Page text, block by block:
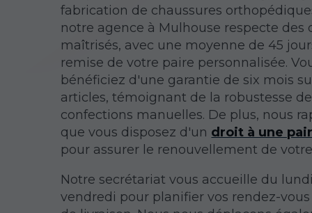
fabrication de chaussures
notre agence à Mulhouse respecte des
maîtrisés, avec une moyenne de 45
remise de votre paire personnalisée.
bénéficiez d'une garantie de six mois
articles, témoignant de la robustesse
confections manuelles. De plus, nous
que vous disposez d'un droit à une
pour assurer le renouvellement de
Notre secrétariat vous accueille du
vendredi pour planifier vos rendez-